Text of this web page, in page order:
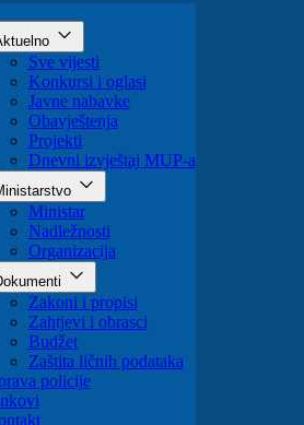
Aktuelno
Sve vijesti
Konkursi i oglasi
Javne nabavke
Obavještenja
Projekti
Dnevni izvještaj MUP-a
Ministarstvo
Ministar
Nadležnosti
Organizacija
Dokumenti
Zakoni i propisi
Zahtjevi i obrasci
Budžet
Zaštita ličnih podataka